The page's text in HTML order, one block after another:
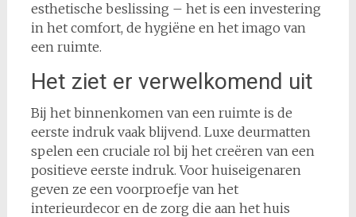
esthetische beslissing – het is een investering
in het comfort, de hygiëne en het imago van
een ruimte.
Het ziet er verwelkomend uit
Bij het binnenkomen van een ruimte is de
eerste indruk vaak blijvend. Luxe deurmatten
spelen een cruciale rol bij het creëren van een
positieve eerste indruk. Voor huiseigenaren
geven ze een voorproefje van het
interieurdecor en de zorg die aan het huis